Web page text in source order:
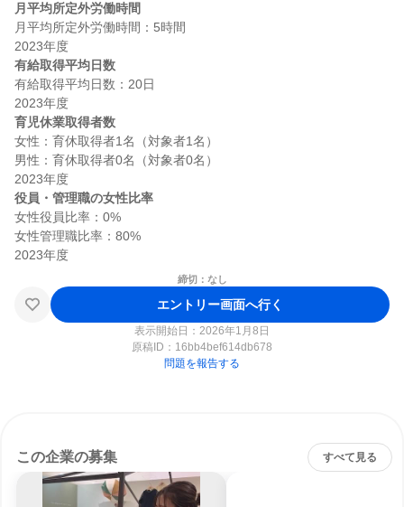
月平均所定外労働時間
月平均所定外労働時間：5時間
有給取得平均日数
有給取得平均日数：20日
育児休業取得者数
女性：育休取得者1名（対象者1名）
男性：育休取得者0名（対象者0名）
役員・管理職の女性比率
女性役員比率：0%
女性管理職比率：80%
締切：なし
エントリー画面へ行く
表示開始日：2026年1月8日
原稿ID： 16bb4bef614db678
問題を報告する
この企業の募集 すべて見る